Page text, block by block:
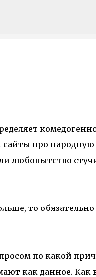
сайты про народную
любопытство
то обязательно
по какой
как данное. Как